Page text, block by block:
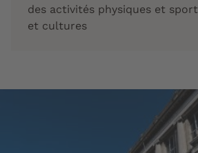
des activités physiques et
et cultures